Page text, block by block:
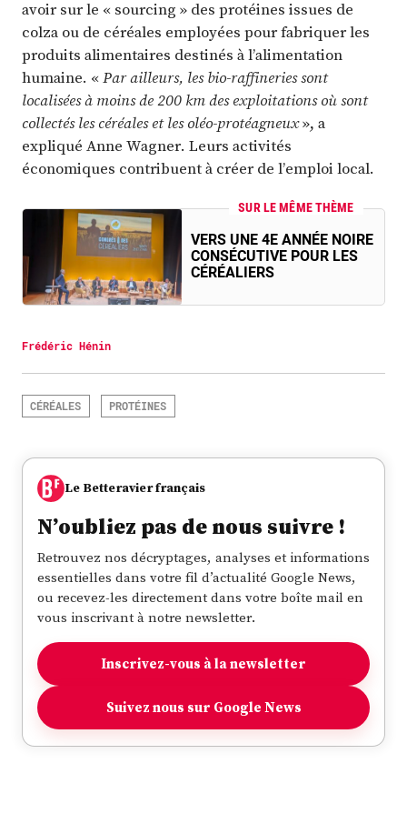
avoir sur le « sourcing » des protéines issues de
colza ou de céréales employées pour fabriquer les
produits alimentaires destinés à l’alimentation
humaine. «Par ailleurs, les bio-raffineries sont
localisées à moins de 200 km des exploitations où sont
collectés les céréales et les oléo-protéagneux», a
expliqué Anne Wagner. Leurs activités
économiques contribuent à créer de l’emploi local.
SUR LE MÊME THÈME
VERS UNE 4E ANNÉE NOIRE
CONSÉCUTIVE POUR LES
CÉRÉALIERS
Frédéric Hénin
CÉRÉALES PROTÉINES
Le Betteravier français
N’oubliez pas de nous suivre !
Retrouvez nos décryptages, analyses et informations
essentielles dans votre fil d’actualité Google News,
ou recevez-les directement dans votre boîte mail en
vous inscrivant à notre newsletter.
Inscrivez-vous à la newsletter
Suivez nous sur Google News